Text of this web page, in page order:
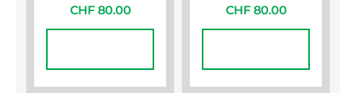
CHF 80.00
CHF 80.00